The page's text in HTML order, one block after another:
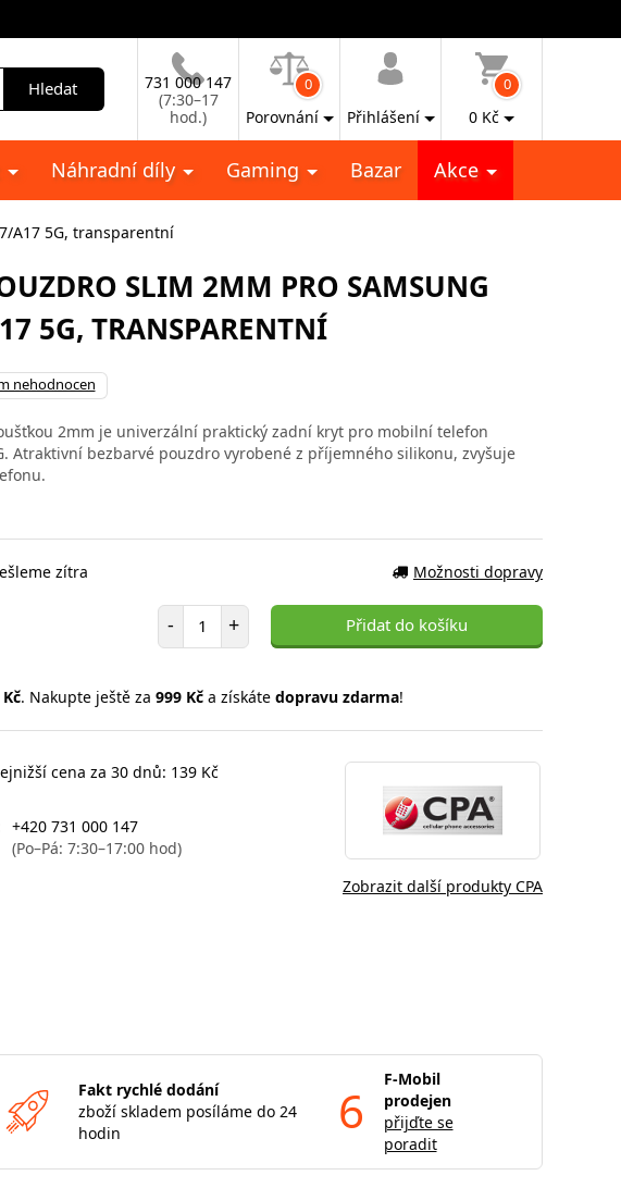
Hledat
731 000 147
(7:30–17
hod.)
0
Porovnání Přihlášení
0
0 Kč
Náhradní díly Gaming Bazar Akce
A17 5G, transparentní
SLIM 2MM PRO SAMSUNG
5G, TRANSPARENTNÍ
nehodnocen
2mm je univerzální praktický zadní kryt pro mobilní telefon
Atraktivní bezbarvé pouzdro vyrobené z příjemného silikonu, zvyšuje
zítra Možnosti dopravy
- Počet položek
+ Přidat do košíku
. Nakupte ještě za 999 Kča získáte dopravu zdarma!
cena za 30 dnů: 139 Kč
+420 731 000 147
(Po–Pá: 7:30–17:00 hod)
Zobrazit další produkty CPA
Fakt rychlé dodání
zboží skladem posíláme do 24
hodin
6
F-Mobil
prodejen
přijďte se
poradit